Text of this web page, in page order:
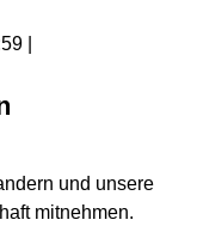
und unsere
mitnehmen.